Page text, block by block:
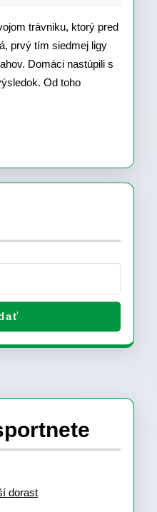
OŠK
3:1
trávniku, ktorý pred
prvý tím siedmej ligy
Domáci nastúpili s
Od toho
dorast